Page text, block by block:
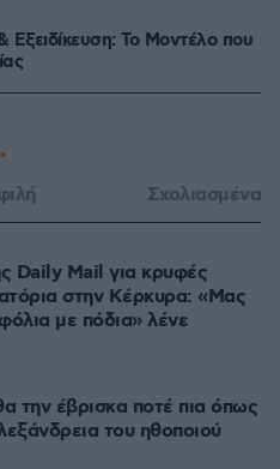
Το Mοντέλο που
Σχολιασμένα
Daily Mail για κρυφές
στην Κέρκυρα: «Μας
με πόδια» λένε
την έβρισκα ποτέ πια όπως
του ηθοποιού